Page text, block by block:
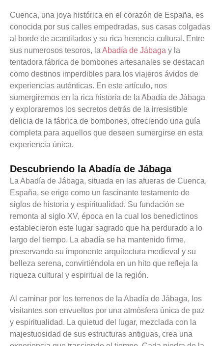
Cuenca, una joya histórica en el corazón de España, es
conocida por sus calles empedradas, sus casas colgadas
al borde de acantilados y su rica herencia cultural. Entre
sus numerosos tesoros, la Abadía de Jábaga y la
tentadora fábrica de bombones artesanales se destacan
como destinos imperdibles para los viajeros ávidos de
experiencias auténticas. En este artículo, nos
sumergiremos en la rica historia de la Abadía de Jábaga
y exploraremos los secretos detrás de la irresistible
delicia de la fábrica de bombones, ofreciendo una guía
completa para aquellos que deseen sumergirse en esta
experiencia única.
Descubriendo la Abadía de Jábaga
La Abadía de Jábaga, situada en las afueras de Cuenca,
España, se erige como un fascinante testamento de
siglos de historia y espiritualidad. Su fundación se
remonta al siglo XV, época en la cual los benedictinos
establecieron este lugar sagrado que ha perdurado a lo
largo del tiempo. La abadía se ha mantenido firme,
preservando su imponente arquitectura medieval y su
belleza serena, convirtiéndola en un hito que refleja la
riqueza cultural y espiritual de la región.
Al caminar por los terrenos de la Abadía de Jábaga, los
visitantes son envueltos por una atmósfera única de paz
y espiritualidad. La quietud del lugar, mezclada con la
majestuosidad de sus estructuras antiguas, crea una